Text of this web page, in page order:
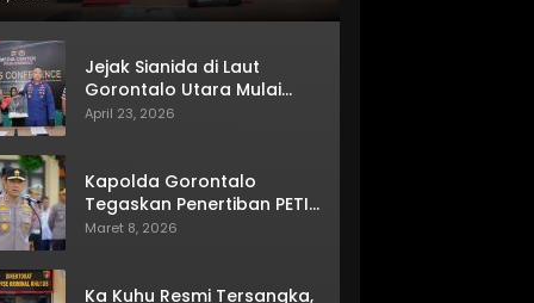
Jejak Sianida di Laut
Gorontalo Utara Mulai
Terkuak
April 23, 2026
Kapolda Gorontalo
Tegaskan Penertiban PETI
Terus Berjalan
Maret 8, 2026
Ka Kuhu Resmi Tersangka,